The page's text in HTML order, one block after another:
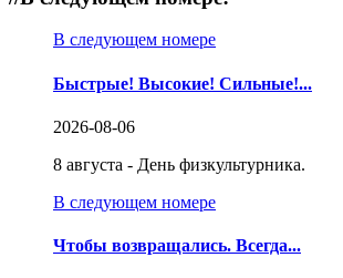
В следующем номере
Быстрые! Высокие! Сильные!...
2026-08-06
8 августа - День физкультурника.
В следующем номере
Чтобы возвращались. Всегда...